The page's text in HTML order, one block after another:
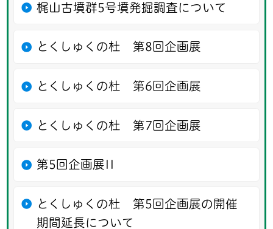
梶山古墳群5号墳発掘調査について
とくしゅくの杜 第8回企画展
とくしゅくの杜 第6回企画展
とくしゅくの杜 第7回企画展
第5回企画展II
とくしゅくの杜 第5回企画展の開催
期間延長について